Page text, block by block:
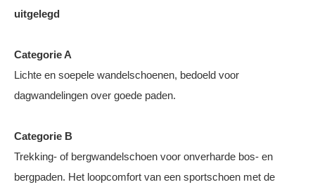
uitgelegd
Categorie A
Lichte en soepele wandelschoenen, bedoeld voor
dagwandelingen over goede paden.
Categorie B
Trekking- of bergwandelschoen voor onverharde bos- en
bergpaden. Het loopcomfort van een sportschoen met de